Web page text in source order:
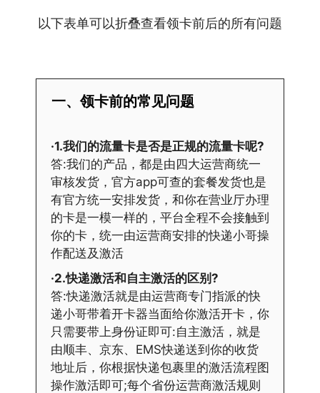
以下表单可以折叠查看领卡前后的所有问题
一、领卡前的常见问题
·1.我们的流量卡是否是正规的流量卡呢?
答:我们的产品，都是由四大运营商统一
审核发货，官方app可查的套餐发货也是
有官方统一安排发货，和你在营业厅办理
的卡是一模一样的，平台全程不会接触到
你的卡，统一由运营商安排的快递小哥操
作配送及激活
·2.快递激活和自主激活的区别?
答:快递激活就是由运营商专门指派的快
递小哥带着开卡器当面给你激活开卡，你
只需要带上身份证即可:自主激活，就是
由顺丰、京东、EMS快递送到你的收货
地址后，你根据快递包裹里的激活流程图
操作激活即可;每个省份运营商激活规则